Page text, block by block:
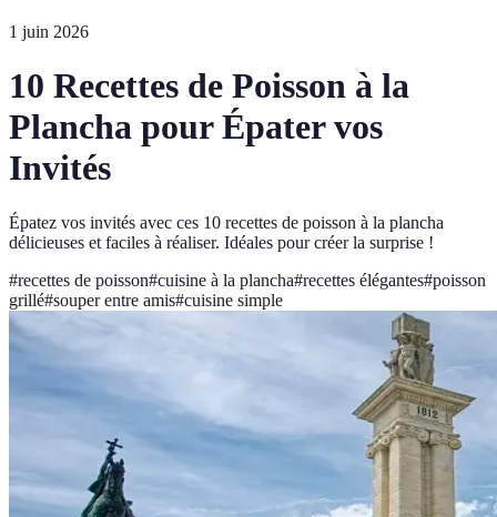
1 juin 2026
10 Recettes de Poisson à la
Plancha pour Épater vos
Invités
Épatez vos invités avec ces 10 recettes de poisson à la plancha
délicieuses et faciles à réaliser. Idéales pour créer la surprise !
#recettes de poisson#cuisine à la plancha#recettes élégantes#poisson
grillé#souper entre amis#cuisine simple